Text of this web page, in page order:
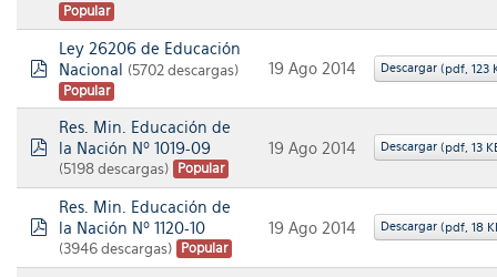
Popular
pdf
Ley 26206 de Educación
Nacional
(5702 descargas)
Popular
19 Ago 2014 Descargar (pdf, 123
Res. Min. Educación de
la Nación Nº 1019-09
(5198 descargas) Popular
19 Ago 2014 Descargar (pdf, 13
Res. Min. Educación de
la Nación Nº 1120-10
(3946 descargas) Popular
19 Ago 2014 Descargar (pdf, 18